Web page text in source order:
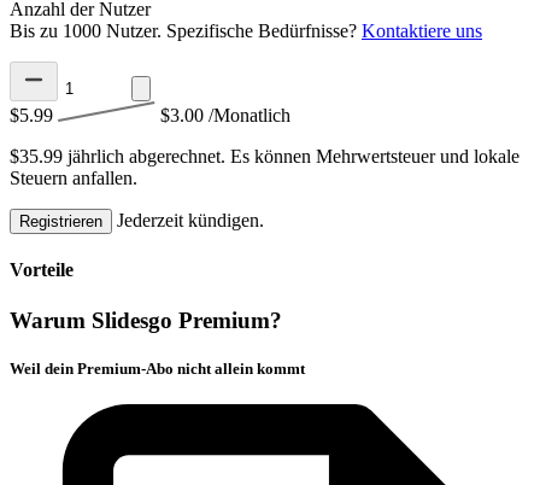
Anzahl der Nutzer
Bis zu 1000 Nutzer. Spezifische Bedürfnisse? Kontaktiere uns
$5.99 $3.00 /Monatlich
$35.99 jährlich abgerechnet. Es können Mehrwertsteuer und lokale
Steuern anfallen.
Registrieren Jederzeit kündigen.
Vorteile
Warum Slidesgo Premium?
Weil dein Premium-Abo nicht allein kommt